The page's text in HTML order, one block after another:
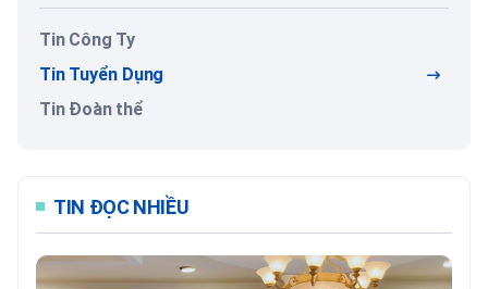
Tin Công Ty
Tin Tuyển Dụng
Tin Đoàn thể
TIN ĐỌC NHIỀU